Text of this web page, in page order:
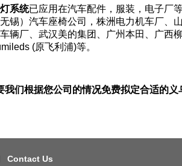
系统已应用在汽车配件，服装，电子厂
锡）汽车座椅公司，株洲电力机车厂、
辆厂、武汉美的集团、广州本田、广西
(原飞利浦)等。
们根据您公司的情况免费拟定合适的义
Contact Us